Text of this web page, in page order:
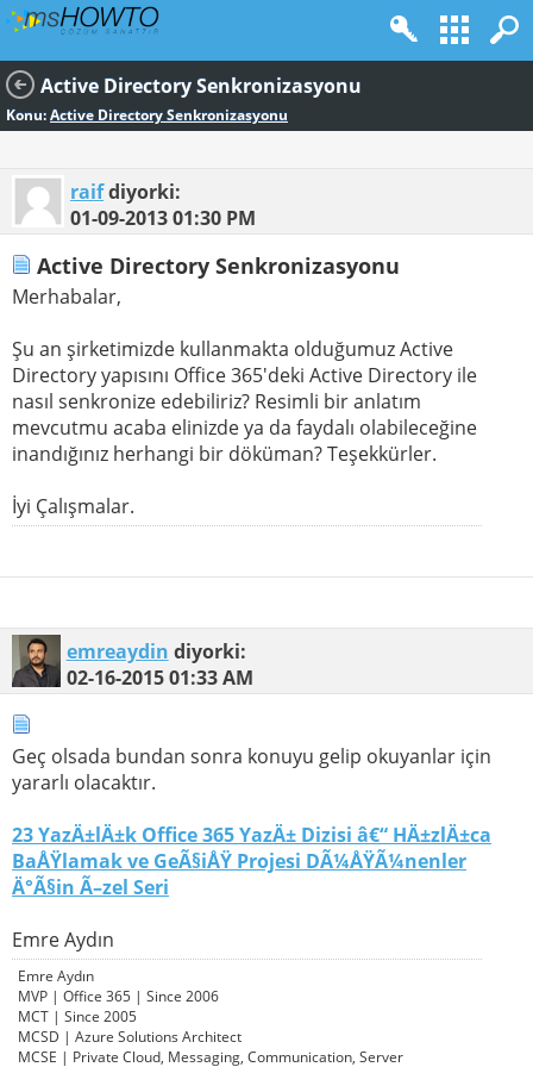
Active Directory Senkronizasyonu
Konu:Active Directory Senkronizasyonu
raifdiyorki:
01-09-201301:30 PM
Active Directory Senkronizasyonu
Merhabalar,
Şu an şirketimizde kullanmakta olduğumuz Active
Directory yapısını Office 365'deki Active Directory ile
nasıl senkronize edebiliriz? Resimli bir anlatım
mevcutmu acaba elinizde ya da faydalı olabileceğine
inandığınız herhangi bir döküman? Teşekkürler.
İyi Çalışmalar.
emreaydin diyorki:
02-16-201501:33 AM
Geç olsada bundan sonra konuyu gelip okuyanlar için
yararlı olacaktır.
23 YazÄ±lÄ±k Office 365 YazÄ± Dizisi â€“ HÄ±zlÄ±ca
BaÅŸlamak ve GeÃ§iÅŸ Projesi DÃ¼ÅŸÃ¼nenler
Ä°Ã§in Ã–zel Seri
Emre Aydın
Emre Aydın
MVP | Office 365 | Since 2006
MCT | Since 2005
MCSD | Azure Solutions Architect
MCSE | Private Cloud, Messaging, Communication, Server